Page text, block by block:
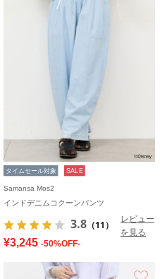
タイムセール対象 SALE
Samansa Mos2
インドデニムコクーンパンツ
3.8 （11）
レビュー
を見る
¥3,245 -50%OFF-